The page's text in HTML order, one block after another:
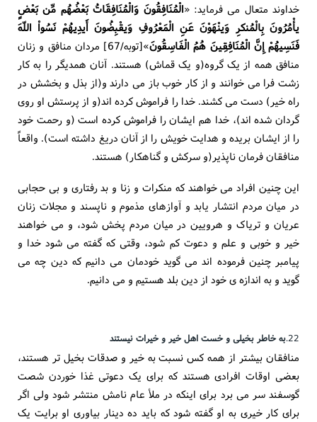
خداوند متعال می فرماید: «الْمُنَافِقُونَ وَالْمُنَافِقَاتُ بَعْضُهُم مِّن بَعْضٍ
یأْمُرُونَ بِالْمُنکرِ وَینْهَوْنَ عَنِ الْمَعْرُوفِ وَیقْبِضُونَ أَیدِیهُمْ نَسُواْ اللّهَ
فَنَسِیهُمْ إِنَّ الْمُنَافِقِینَ هُمُ الْفَاسِقُونَ
»[توبه/67] مردان منافق و زنان
منافق همه از یک گروه(و یک قماش) هستند. آنان همدیگر را به کار
زشت فرا می خوانند و از کار خوب باز می دارند و(از بذل و بخشش در
راه خیر) دست می کشند. خدا را فراموش کرده اند(و از پرستش او روی
گردان شده اند)، خدا هم ایشان را فراموش کرده است (و رحمت خود
را از ایشان بریده و هدایت خویش را از آنان دریغ داشته است). واقعاً
منافقان فرمان ناپذیر(و سرکش و گناهکار) هستند.
این چنین افراد می خواهند که منکرات و زنا و بد رفتاری و بی حجابی
در میان مردم انتشار یابد و آوازهای مذموم و ناپسند و مجلات زنان
عریان و تریاک و هرویین در میان مردم پخش شود، و می خواهند
خیر و خوبی و علم و دعوت کم شود، وقتی که گفته می شود خدا و
پیامبر چنین فرموده اند می گوید خودمان می دانیم که دین چه می
گوید و به اندازه ی خود از دین بلد هستیم و می دانیم.
22.به خاطر بخیلی و خست اهل خیر و خیرات نیستند
منافقان بیشتر از همه کس نسبت به خیر و صدقات بخیل تر هستند،
بعضی اوقات افرادی هستند که برای یک دعوتی غذا خوردن شصت
گوسفند سر می برد برای اینکه در ملأ عام نامش منتشر شود ولی اگر
برای کار خیری به او گفته شود که باید ده دینار بیاوری او برایت یک